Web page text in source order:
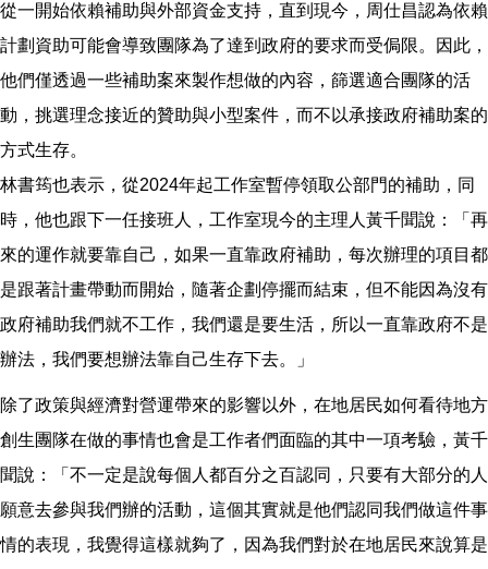
從一開始依賴補助與外部資金支持，直到現今，周仕昌認為依賴
計劃資助可能會導致團隊為了達到政府的要求而受侷限。因此，
他們僅透過一些補助案來製作想做的內容，篩選適合團隊的活
動，挑選理念接近的贊助與小型案件，而不以承接政府補助案的
方式生存。
林書筠也表示，從2024年起工作室暫停領取公部門的補助，同
時，他也跟下一任接班人，工作室現今的主理人黃千聞說：「再
來的運作就要靠自己，如果一直靠政府補助，每次辦理的項目都
是跟著計畫帶動而開始，隨著企劃停擺而結束，但不能因為沒有
政府補助我們就不工作，我們還是要生活，所以一直靠政府不是
辦法，我們要想辦法靠自己生存下去。」
除了政策與經濟對營運帶來的影響以外，在地居民如何看待地方
創生團隊在做的事情也會是工作者們面臨的其中一項考驗，黃千
聞說：「不一定是說每個人都百分之百認同，只要有大部分的人
願意去參與我們辦的活動，這個其實就是他們認同我們做這件事
情的表現，我覺得這樣就夠了，因為我們對於在地居民來說算是